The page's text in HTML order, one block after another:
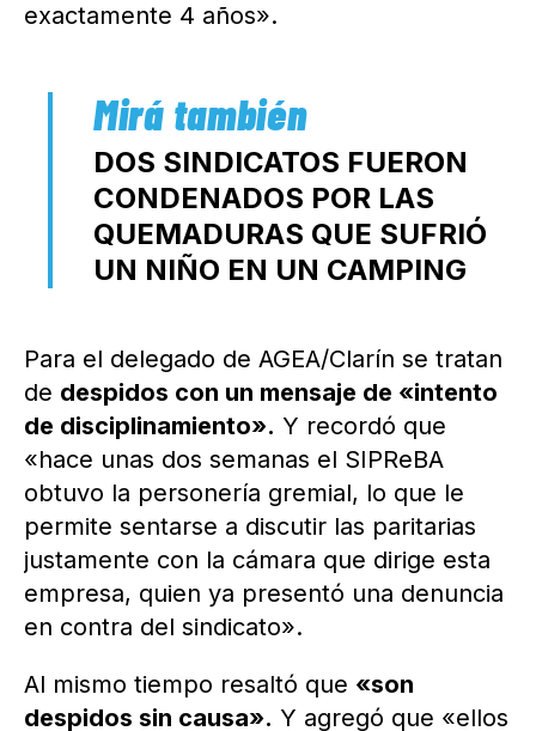
exactamente 4 años».
DOS SINDICATOS FUERON
CONDENADOS POR LAS
QUEMADURAS QUE SUFRIÓ
UN NIÑO EN UN CAMPING
Para el delegado de AGEA/Clarín se tratan
de despidos con un mensaje de «intento
de disciplinamiento». Y recordó que
«hace unas dos semanas el SIPReBA
obtuvo la personería gremial, lo que le
permite sentarse a discutir las paritarias
justamente con la cámara que dirige esta
empresa, quien ya presentó una denuncia
en contra del sindicato».
Al mismo tiempo resaltó que «son
despidos sin causa». Y agregó que «ellos